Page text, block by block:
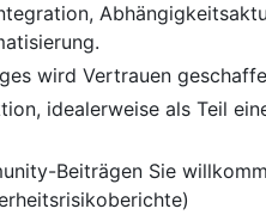
wird Vertrauen
idealerweise als Teil
Beiträgen Sie